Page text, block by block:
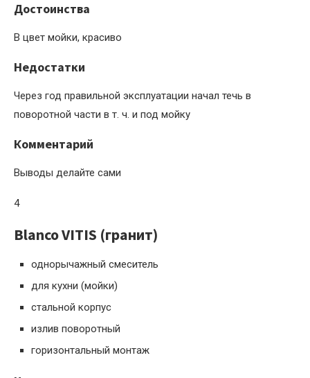
Достоинства
В цвет мойки, красиво
Недостатки
Через год правильной эксплуатации начал течь в
поворотной части в т. ч. и под мойку
Комментарий
Выводы делайте сами
4
Blanco VITIS (гранит)
однорычажный смеситель
для кухни (мойки)
стальной корпус
излив поворотный
горизонтальный монтаж